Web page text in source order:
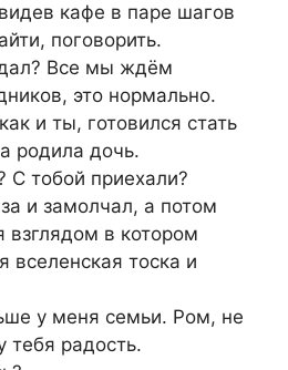
кафе в паре шагов
поговорить.
Все мы ждём
это нормально.
и ты, готовился стать
родила дочь.
С тобой приехали?
и замолчал, а потом
взглядом в котором
вселенская тоска и
у меня семьи. Ром, не
тебя радость.